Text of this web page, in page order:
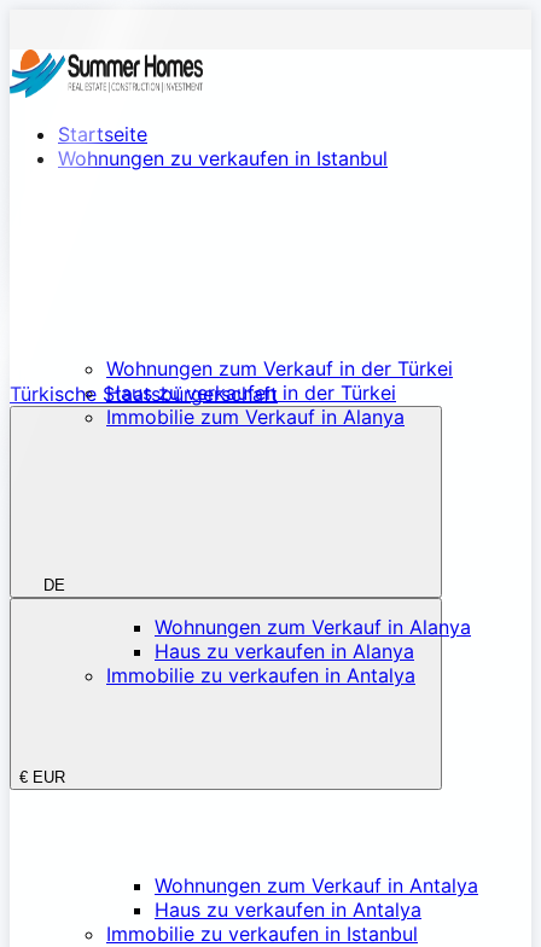
Türkische Staatsbürgerschaft
DE
€ EUR
Startseite
Wohnungen zu verkaufen in Istanbul
Wohnungen zum Verkauf in der Türkei
Haus zu verkaufen in der Türkei
Immobilie zum Verkauf in Alanya
Wohnungen zum Verkauf in Alanya
Haus zu verkaufen in Alanya
Immobilie zu verkaufen in Antalya
Wohnungen zum Verkauf in Antalya
Haus zu verkaufen in Antalya
Immobilie zu verkaufen in Istanbul